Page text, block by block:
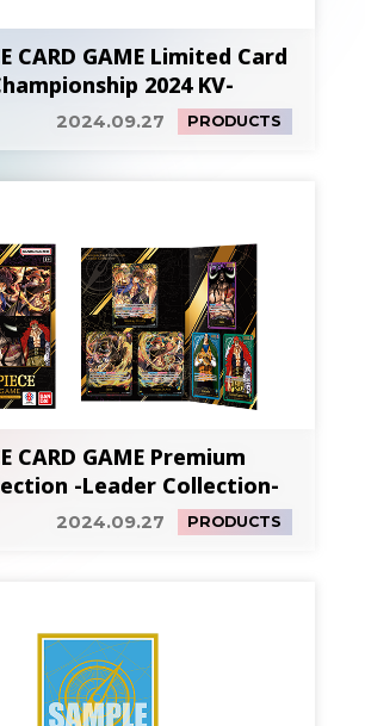
CARD GAME Limited Card
2024 KV-
2024.09.27 PRODUCTS
CARD GAME Premium
-Leader Collection-
2024.09.27 PRODUCTS